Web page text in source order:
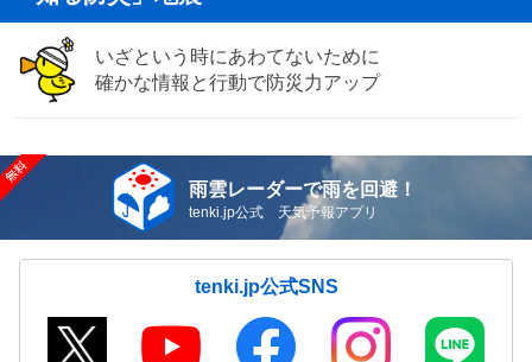
いざという時にあわてないために
確かな情報と行動で防災力アップ
雨雲レーダーで雨を回避！
tenki.jp公式 天気予報アプリ
tenki.jp公式SNS